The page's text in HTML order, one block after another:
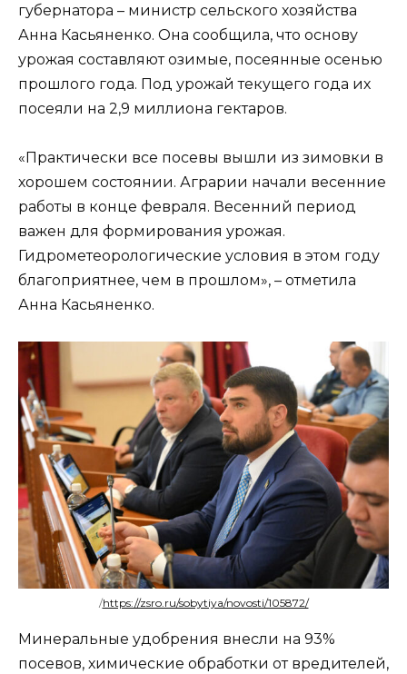
губернатора – министр сельского хозяйства
Анна Касьяненко. Она сообщила, что основу
урожая составляют озимые, посеянные осенью
прошлого года. Под урожай текущего года их
посеяли на 2,9 миллиона гектаров.
«Практически все посевы вышли из зимовки в
хорошем состоянии. Аграрии начали весенние
работы в конце февраля. Весенний период
важен для формирования урожая.
Гидрометеорологические условия в этом году
благоприятнее, чем в прошлом», – отметила
Анна Касьяненко.
/https://zsro.ru/sobytiya/novosti/105872/
Минеральные удобрения внесли на 93%
посевов, химические обработки от вредителей,